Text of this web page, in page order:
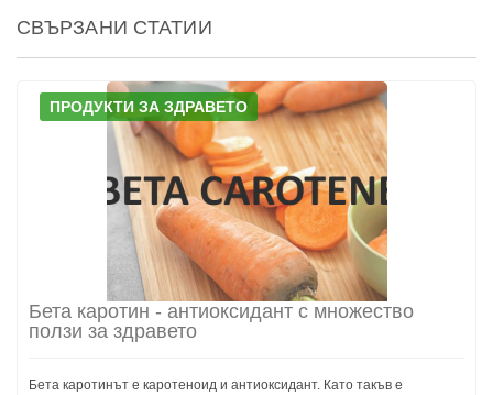
СВЪРЗАНИ СТАТИИ
ПРОДУКТИ ЗА ЗДРАВЕТО
Бета каротин - антиоксидант с множество
ползи за здравето
Бета каротинът е каротеноид и антиоксидант. Като такъв е